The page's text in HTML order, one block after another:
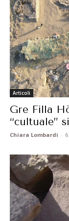
Articoli
Gre Fılla
“cultuale”
Chiara Lombardi -